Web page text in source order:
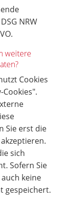
NRW
weitere
Cookies
Sie erst die
sich
Sofern Sie
keine
gespeichert.